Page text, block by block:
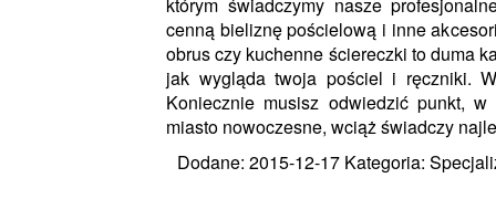
którym świadczymy nasze
cenną bieliznę pościelową i inne
obrus czy kuchenne ściereczki to duma
jak wygląda twoja pościel i ręczniki.
Koniecznie musisz odwiedzić punkt,
miasto nowoczesne, wciąż świadczy
Dodane: 2015-12-17 Kategoria: